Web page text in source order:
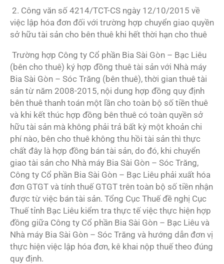
2. Công văn số 4214/TCT-CS ngày 12/10/2015 về
việc lập hóa đơn đối với trường hợp chuyển giao quyền
sở hữu tài sản cho bên thuê khi hết thời hạn cho thuê
Trường hợp Công ty Cổ phần Bia Sài Gòn – Bạc Liêu
(bên cho thuê) ký hợp đồng thuê tài sản với Nhà máy
Bia Sài Gòn – Sóc Trăng (bên thuê), thời gian thuê tài
sản từ năm 2008-2015, nội dung hợp đồng quy định
bên thuê thanh toán một lần cho toàn bộ số tiền thuê
và khi kết thúc hợp đồng bên thuê có toàn quyền sở
hữu tài sản mà không phải trả bất kỳ một khoản chi
phí nào, bên cho thuê không thu hồi tài sản thì thực
chất đây là hợp đồng bán tài sản, do đó, khi chuyển
giao tài sản cho Nhà máy Bia Sài Gòn – Sóc Trăng,
Công ty Cổ phần Bia Sài Gòn – Bạc Liêu phải xuất hóa
đơn GTGT và tính thuế GTGT trên toàn bộ số tiền nhận
được từ việc bán tài sản. Tổng Cục Thuế đề nghị Cục
Thuế tỉnh Bạc Liêu kiểm tra thực tế việc thực hiện hợp
đồng giữa Công ty Cổ phần Bia Sài Gòn – Bạc Liêu và
Nhà máy Bia Sài Gòn – Sóc Trăng và hướng dẫn đơn vị
thực hiện việc lập hóa đơn, kê khai nộp thuế theo đúng
quy định.